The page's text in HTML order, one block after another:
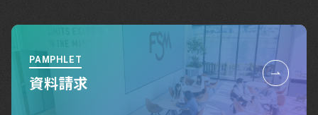
PAMPHLET
資料請求